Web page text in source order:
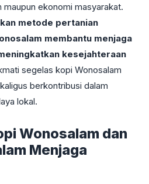
maupun ekonomi masyarakat.
metode pertanian
membantu menjaga
kesejahteraan
segelas kopi Wonosalam
berkontribusi dalam
lokal.
Wonosalam dan
Menjaga